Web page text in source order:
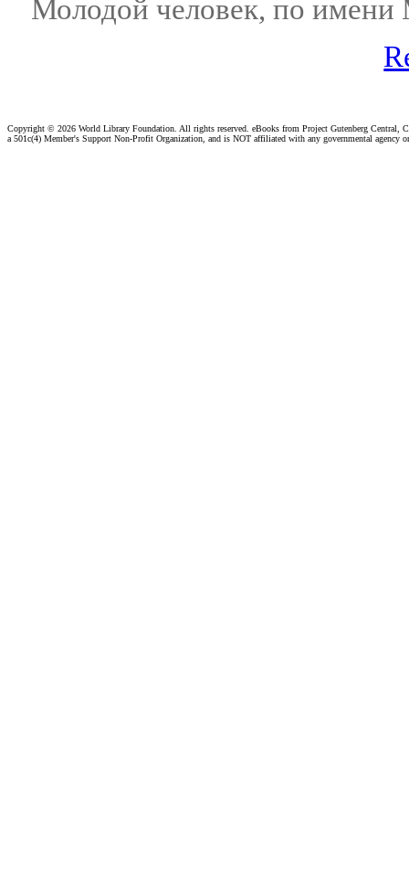
Молодой человек, по имени
Copyright © 2026 World Library Foundation. All rights reserved. eBooks from Project Gutenberg Central,
a 501c(4) Member's Support Non-Profit Organization, and is NOT affiliated with any governmental agency